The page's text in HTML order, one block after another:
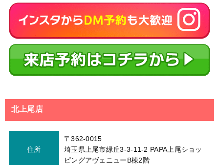
北上尾店
住所
〒362-0015
埼玉県上尾市緑丘3-3-11-2 PAPA上尾ショッ
ピングアヴェニューB棟2階